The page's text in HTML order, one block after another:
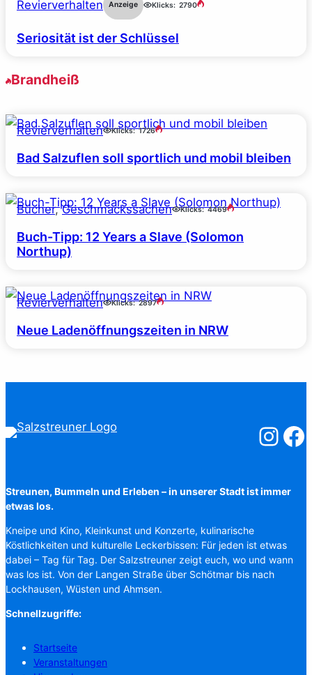
Revierverhalten Anzeige Klicks: 2790
Seriosität ist der Schlüssel
Brandheiß
Revierverhalten Klicks: 1726
Bad Salzuflen soll sportlich und mobil bleiben
Bücher, Geschmackssachen Klicks: 4469
Buch-Tipp: 12 Years a Slave (Solomon
Northup)
Revierverhalten Klicks: 2897
Neue Ladenöffnungszeiten in NRW
Streunen, Bummeln und Erleben – in unserer Stadt ist immer
etwas los.
Kneipe und Kino, Kleinkunst und Konzerte, kulinarische
Köstlichkeiten und kulturelle Leckerbissen: Für jeden ist etwas
dabei – Tag für Tag. Der Salzstreuner zeigt euch, wo und wann
was los ist. Von der Langen Straße über Schötmar bis nach
Lockhausen, Wüsten und Ahmsen.
Schnellzugriffe:
Startseite
Veranstaltungen